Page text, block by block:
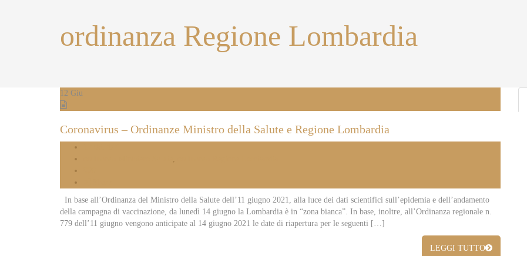
ordinanza Regione Lombardia
12 Giu
Coronavirus – Ordinanze Ministro della Salute e Regione Lombardia
,
In base all’Ordinanza del Ministro della Salute dell’11 giugno 2021, alla luce dei dati scientifici sull’epidemia e dell’andamento
della campagna di vaccinazione, da lunedì 14 giugno la Lombardia è in “zona bianca”. In base, inoltre, all’Ordinanza regionale n.
779 dell’11 giugno vengono anticipate al 14 giugno 2021 le date di riapertura per le seguenti […]
LEGGI TUTTO